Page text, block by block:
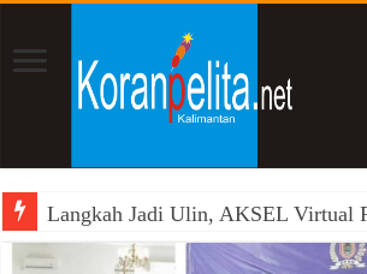
Langkah Jadi Ulin, AKSEL Virtual